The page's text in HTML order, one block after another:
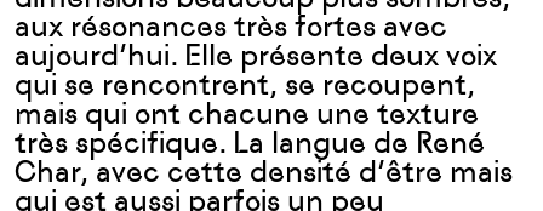
aux résonances très fortes avec
aujourd’hui. Elle présente deux voix
qui se rencontrent, se recoupent,
mais qui ont chacune une texture
très spécifique. La langue de René
Char, avec cette densité d’être mais
qui est aussi parfois un peu